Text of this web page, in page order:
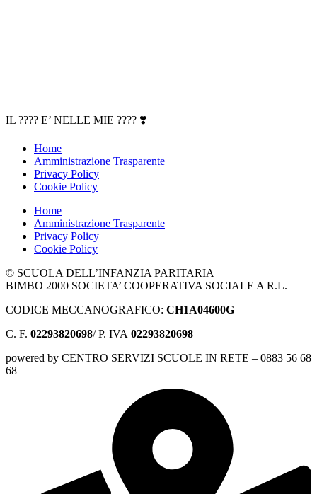
IL ???? E’ NELLE MIE ???? ❣️
Home
Amministrazione Trasparente
Privacy Policy
Cookie Policy
Home
Amministrazione Trasparente
Privacy Policy
Cookie Policy
© SCUOLA DELL’INFANZIA PARITARIA
BIMBO 2000 SOCIETA’ COOPERATIVA SOCIALE A R.L.
CODICE MECCANOGRAFICO: CH1A04600G
C. F. 02293820698/ P. IVA 02293820698
powered by CENTRO SERVIZI SCUOLE IN RETE – 0883 56 68
68